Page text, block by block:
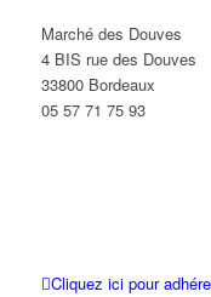
Marché des Douves
4 BIS rue des Douves
33800 Bordeaux
05 57 71 75 93
Cliquez ici pour